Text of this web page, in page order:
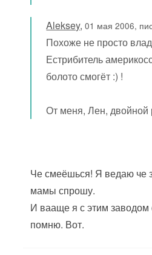
Aleksey,01 мая 2006,
Похоже не просто
Естрибитель
болото смогёт :) !
От меня, Лен, двойной
Че смеёшься! Я ведаю че
мамы спрошу.
И вааще я с этим заводом
помню. Вот.